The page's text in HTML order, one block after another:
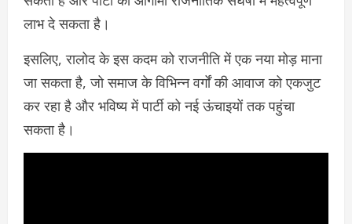
लाभ दे सकता है।
इसलिए, रालोद के इस कदम को राजनीति में एक नया मोड़ माना
जा सकता है, जो समाज के विभिन्न वर्गों की आवाज को एकजुट
कर रहा है और भविष्य में पार्टी को नई ऊंचाइयों तक पहुंचा
सकता है।